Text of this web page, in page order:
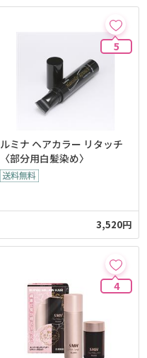
5
ルミナ ヘアカラー リタッチ
〈部分用白髪染め〉
3,520円
4